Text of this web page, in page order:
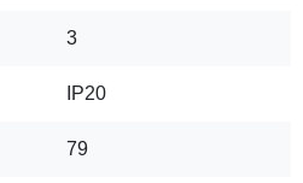
3
IP20
79